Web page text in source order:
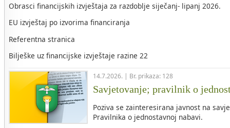
Obrasci financijskih izvještaja za razdoblje siječanj- lipanj 2026.
EU izvještaj po izvorima financiranja
Referentna stranica
Bilješke uz financijske izvještaje razine 22
14.7.2026. | Br. prikaza: 128
Savjetovanje; pravilnik o
Poziva se zainteresirana javnost na
Pravilnika o jednostavnoj nabavi.